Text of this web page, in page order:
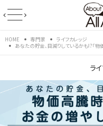
HOME 専門家
ライフカレッジ
あなたの貯金、目減りしているかも!?「
ラ